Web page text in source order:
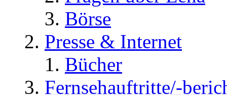
Börse
Presse & Internet
Bücher
Fernsehauftritte/-